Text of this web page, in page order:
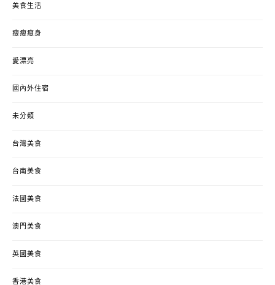
美食生活
瘦瘦瘦身
愛漂亮
國內外住宿
未分類
台灣美食
台南美食
法國美食
澳門美食
英國美食
香港美食